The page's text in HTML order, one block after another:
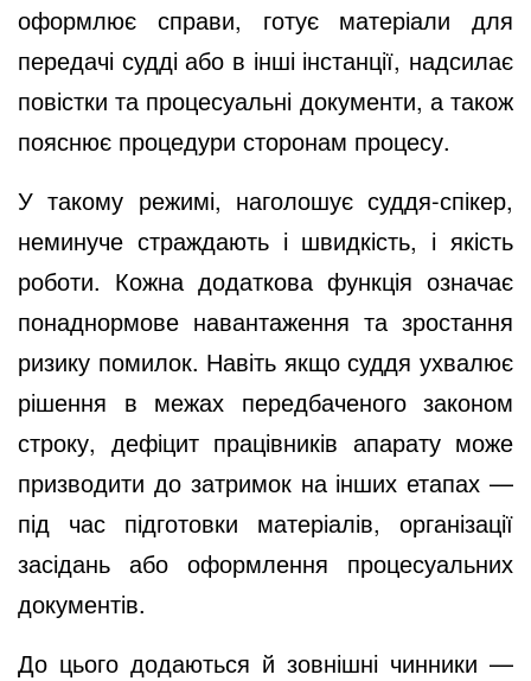
оформлює справи, готує матеріали для
передачі судді або в інші інстанції, надсилає
повістки та процесуальні документи, а також
пояснює процедури сторонам процесу.
У такому режимі, наголошує суддя-спікер,
неминуче страждають і швидкість, і якість
роботи. Кожна додаткова функція означає
понаднормове навантаження та зростання
ризику помилок. Навіть якщо суддя ухвалює
рішення в межах передбаченого законом
строку, дефіцит працівників апарату може
призводити до затримок на інших етапах —
під час підготовки матеріалів, організації
засідань або оформлення процесуальних
документів.
До цього додаються й зовнішні чинники —